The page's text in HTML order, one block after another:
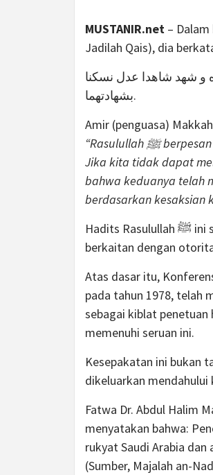
MUSTANIR.net –
Jadilah Qais), dia
و شهد شاهدا عدل نسكنا
بشهادتهما.
Amir (penguasa)
“Rasulullah ﷺ berpesan kepada kita untuk menjalankan manasik haji berdasarkan rukyat hilal.
Jika kita tidak dapat
bahwa keduanya telah
berdasarkan kesaksian
Hadits Rasulullah ﷺ ini sudah cukup menjadi bukti bahwa ada tuntunan langsung dari Rasulullah ﷺ
berkaitan dengan
Atas dasar itu,
pada tahun 1978, telah
sebagai kiblat penetuan
memenuhi seruan ini.
Kesepakatan ini bukan
dikeluarkan
Fatwa Dr. Abdul Halim
menyatakan bahwa:
rukyat Saudi Arabia
(Sumber, Majalah an-